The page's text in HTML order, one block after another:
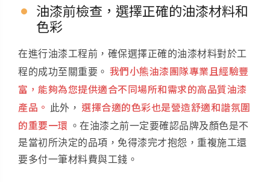
油漆前檢查，選擇正確的油漆材料和
色彩
在進行油漆工程前，確保選擇正確的油漆材料對於工
程的成功至關重要。 我們小熊油漆團隊專業且經驗豐
富，能夠為您提供適合不同場所和需求的高品質油漆
產品。
此外， 選擇合適的色彩也是營造舒適和諧氛圍
的重要一環 。在油漆之前一定要確認品牌及顏色是不
是當初所決定的品項，免得漆完才抱怨，重複施工還
要多付一筆材料費與工錢。